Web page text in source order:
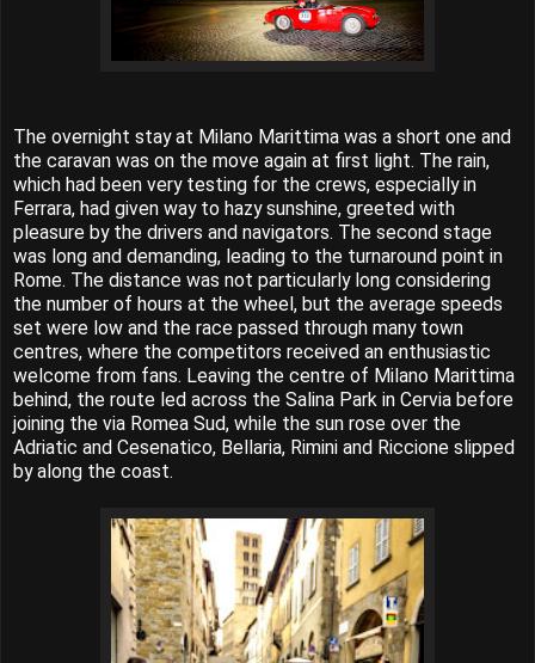
The overnight stay at Milano Marittima was a short one and
the caravan was on the move again at first light. The rain,
which had been very testing for the crews, especially in
Ferrara, had given way to hazy sunshine, greeted with
pleasure by the drivers and navigators. The second stage
was long and demanding, leading to the turnaround point in
Rome. The distance was not particularly long considering
the number of hours at the wheel, but the average speeds
set were low and the race passed through many town
centres, where the competitors received an enthusiastic
welcome from fans. Leaving the centre of Milano Marittima
behind, the route led across the Salina Park in Cervia before
joining the via Romea Sud, while the sun rose over the
Adriatic and Cesenatico, Bellaria, Rimini and Riccione slipped
by along the coast.